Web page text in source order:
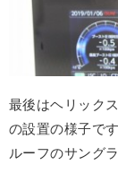
最後はヘリック
の設置の様子です
ルーフのサング